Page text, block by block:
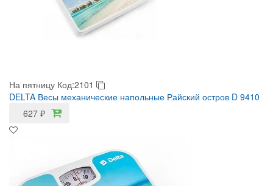
На пятницу Код:2101
DELTA Весы механические напольные Райский остров D 9410
627 ₽